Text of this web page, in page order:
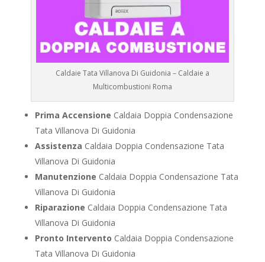
Caldaie Tata Villanova Di Guidonia – Caldaie a
Multicombustioni Roma
Prima Accensione Caldaia Doppia Condensazione
Tata Villanova Di Guidonia
Assistenza Caldaia Doppia Condensazione Tata
Villanova Di Guidonia
Manutenzione Caldaia Doppia Condensazione Tata
Villanova Di Guidonia
Riparazione Caldaia Doppia Condensazione Tata
Villanova Di Guidonia
Pronto Intervento Caldaia Doppia Condensazione
Tata Villanova Di Guidonia